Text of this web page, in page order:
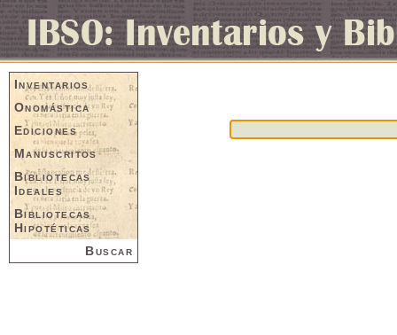
Inventarios
Onomástica
Ediciones
Manuscritos
Bibliotecas
Ideales
Bibliotecas
Hipotéticas
Buscar